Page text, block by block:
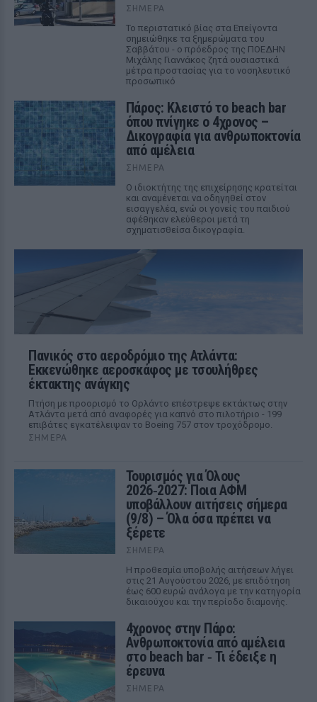
ΣΉΜΕΡΑ
Το περιστατικό βίας στα Επείγοντα
σημειώθηκε τα ξημερώματα του
Σαββάτου - ο πρόεδρος της ΠΟΕΔΗΝ
Μιχάλης Γιαννάκος ζητά ουσιαστικά
μέτρα προστασίας για το νοσηλευτικό
προσωπικό
Πάρος: Κλειστό το beach bar
όπου πνίγηκε ο 4χρονος –
Δικογραφία για ανθρωποκτονία
από αμέλεια
ΣΉΜΕΡΑ
Ο ιδιοκτήτης της επιχείρησης κρατείται
και αναμένεται να οδηγηθεί στον
εισαγγελέα, ενώ οι γονείς του παιδιού
αφέθηκαν ελεύθεροι μετά τη
σχηματισθείσα δικογραφία.
Πανικός στο αεροδρόμιο της Ατλάντα:
Εκκενώθηκε αεροσκάφος με τσουλήθρες
έκτακτης ανάγκης
Πτήση με προορισμό το Ορλάντο επέστρεψε εκτάκτως στην
Ατλάντα μετά από αναφορές για καπνό στο πιλοτήριο - 199
επιβάτες εγκατέλειψαν το Boeing 757 στον τροχόδρομο.
ΣΉΜΕΡΑ
Τουρισμός για Όλους
2026‑2027: Ποια ΑΦΜ
υποβάλλουν αιτήσεις σήμερα
(9/8) – Όλα όσα πρέπει να
ξέρετε
ΣΉΜΕΡΑ
Η προθεσμία υποβολής αιτήσεων λήγει
στις 21 Αυγούστου 2026, με επιδότηση
έως 600 ευρώ ανάλογα με την κατηγορία
δικαιούχου και την περίοδο διαμονής.
4χρονος στην Πάρο:
Ανθρωποκτονία από αμέλεια
στο beach bar ‑ Τι έδειξε η
έρευνα
ΣΉΜΕΡΑ